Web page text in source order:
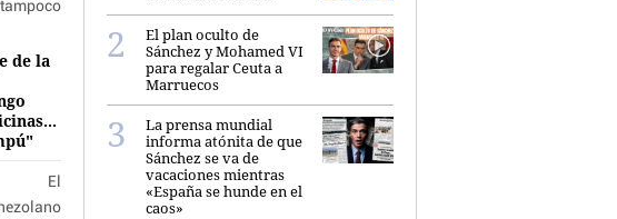
de la
El plan oculto de
Sánchez y Mohamed VI
para regalar Ceuta a
Marruecos
La prensa mundial
informa atónita de que
Sánchez se va de
vacaciones mientras
«España se hunde en el
caos»